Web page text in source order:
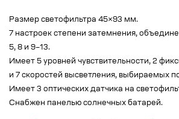
Размер светофильтра 45×93 мм.
7 настроек степени затемнения,
5, 8 и 9–13.
Имеет 5 уровней чувствительности, 2
и 7 скоростей высветления, выбираемых
Имеет 3 оптических датчика на
Снабжен панелью солнечных батарей.